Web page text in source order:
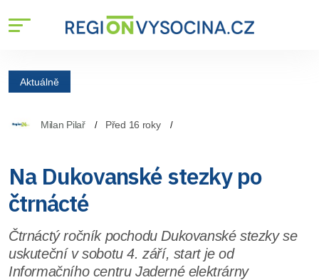
Aktuálně
Milan Pilař Před 16 roky
Na Dukovanské stezky po
čtrnácté
Čtrnáctý ročník pochodu Dukovanské stezky se
uskuteční v sobotu 4. září, start je od
Informačního centru Jaderné elektrárny